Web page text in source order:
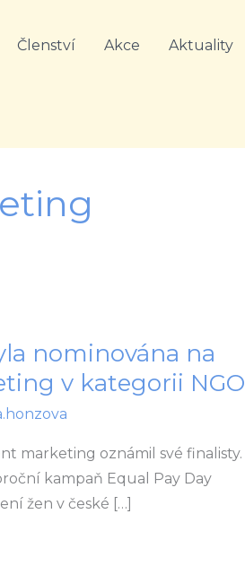
Členství Akce Aktuality
nominována na
v kategorii NGO
marketing oznámil své finalisty.
kampaň Equal Pay Day
žen v české […]